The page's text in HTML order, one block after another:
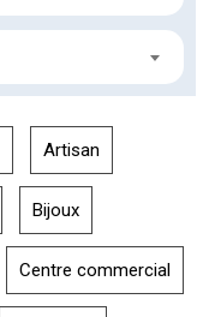
Artisan
Bijoux
Centre commercial